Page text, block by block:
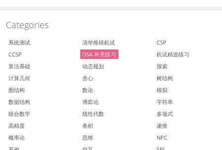
Categories
系统测试 清华推研机试
CSP
CCSP
DSA 补充练习
机试精选练习
算法基础
动态规划
搜索
计算几何
贪心
树结构
图结构
数论
模拟
数据结构
博弈论
字符串
组合数学
线性代数
多项式
高精度
卷积
递推
概率论
思维
NPC